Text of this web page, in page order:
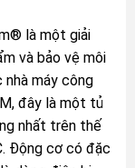
là một giải
và bảo vệ môi
máy công
đây là một tủ
nhất trên thế
Động cơ có đặc